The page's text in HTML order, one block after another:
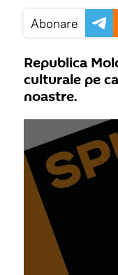
Abonare
Republica
culturale pe
noastre.